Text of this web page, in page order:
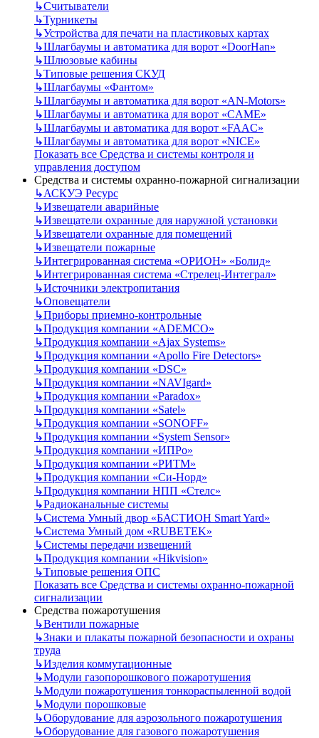
↳Считыватели
↳Турникеты
↳Устройства для печати на пластиковых картах
↳Шлагбаумы и автоматика для ворот «DoorHan»
↳Шлюзовые кабины
↳Типовые решения СКУД
↳Шлагбаумы «Фантом»
↳Шлагбаумы и автоматика для ворот «AN-Motors»
↳Шлагбаумы и автоматика для ворот «CAME»
↳Шлагбаумы и автоматика для ворот «FAAC»
↳Шлагбаумы и автоматика для ворот «NICE»
Показать все Средства и системы контроля и
управления доступом
Средства и системы охранно-пожарной сигнализации
↳АСКУЭ Ресурс
↳Извещатели аварийные
↳Извещатели охранные для наружной установки
↳Извещатели охранные для помещений
↳Извещатели пожарные
↳Интегрированная система «ОРИОН» «Болид»
↳Интегрированная система «Стрелец-Интеграл»
↳Источники электропитания
↳Оповещатели
↳Приборы приемно-контрольные
↳Продукция компании «ADEMCO»
↳Продукция компании «Ajax Systems»
↳Продукция компании «Apollo Fire Detectors»
↳Продукция компании «DSC»
↳Продукция компании «NAVIgard»
↳Продукция компании «Paradox»
↳Продукция компании «Satel»
↳Продукция компании «SONOFF»
↳Продукция компании «System Sensor»
↳Продукция компании «ИПРо»
↳Продукция компании «РИТМ»
↳Продукция компании «Си-Норд»
↳Продукция компании НПП «Стелс»
↳Радиоканальные системы
↳Система Умный двор «БАСТИОН Smart Yard»
↳Система Умный дом «RUBETEK»
↳Системы передачи извещений
↳Продукция компании «Hikvision»
↳Типовые решения ОПС
Показать все Средства и системы охранно-пожарной
сигнализации
Средства пожаротушения
↳Вентили пожарные
↳Знаки и плакаты пожарной безопасности и охраны
труда
↳Изделия коммутационные
↳Модули газопорошкового пожаротушения
↳Модули пожаротушения тонкораспыленной водой
↳Модули порошковые
↳Оборудование для аэрозольного пожаротушения
↳Оборудование для газового пожаротушения